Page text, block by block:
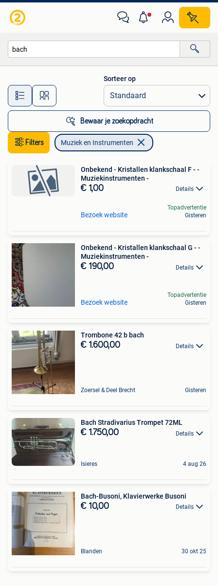
Alle afstanden…
Sorteer op
Bewaar je zoekopdracht
Filters Muziek en Instrumenten
Onbekend - Kristallen klankschaal F - -
Muziekinstrumenten -
€ 1,00 Details
Bezoek website
Topadvertentie
Gisteren
Onbekend - Kristallen klankschaal G - -
Muziekinstrumenten -
€ 190,00 Details
Bezoek website
Topadvertentie
Gisteren
Trombone 42 b bach
€ 1.600,00 Details
Zoersel & Deel Brecht Gisteren
Bach Stradivarius Trompet 72ML
€ 1.750,00 Details
Isieres 4 aug 26
Bach-Busoni, Klavierwerke Busoni
€ 10,00 Details
Blanden 30 okt 25